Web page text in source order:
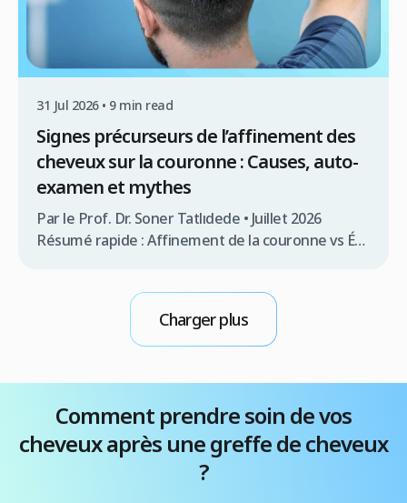
31 Jul 2026 • 9 min read
Signes précurseurs de l’affinement des
cheveux sur la couronne : Causes, auto-
examen et mythes
Par le Prof. Dr. Soner Tatlıdede • Juillet 2026
Résumé rapide : Affinement de la couronne vs Épi
vertex) est l’une des formes les plus insidieuses
de la perte de cheveux. Comme la zone
supérieure arrière de votre tête se trouve […]
Charger plus
Comment prendre soin de vos
cheveux après une greffe de cheveux
?